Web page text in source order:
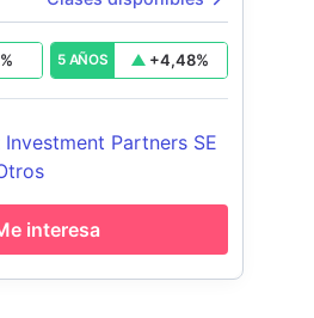
% 5 AÑOS +4,48%
Investment Partners SE
interesa